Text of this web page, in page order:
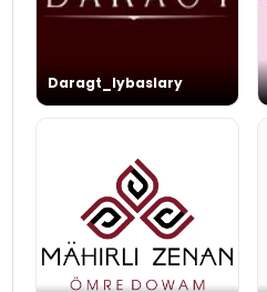
Daragt_lybaslary